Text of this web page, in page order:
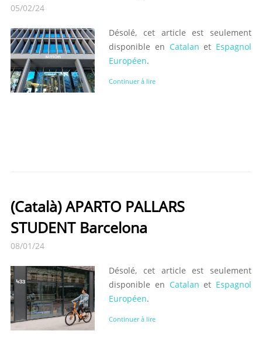
05/02/24
Désolé, cet article est seulement
disponible en Catalan et Espagnol
Européen.
Continuer à lire
(Català) APARTO PALLARS
STUDENT Barcelona
08/01/24
Désolé, cet article est seulement
disponible en Catalan et Espagnol
Européen.
Continuer à lire